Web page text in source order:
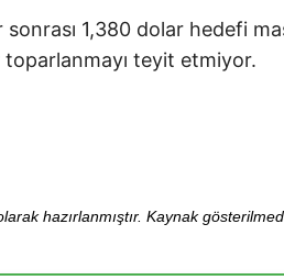
sonrası 1,380 dolar hedefi
teyit etmiyor.
hazırlanmıştır. Kaynak